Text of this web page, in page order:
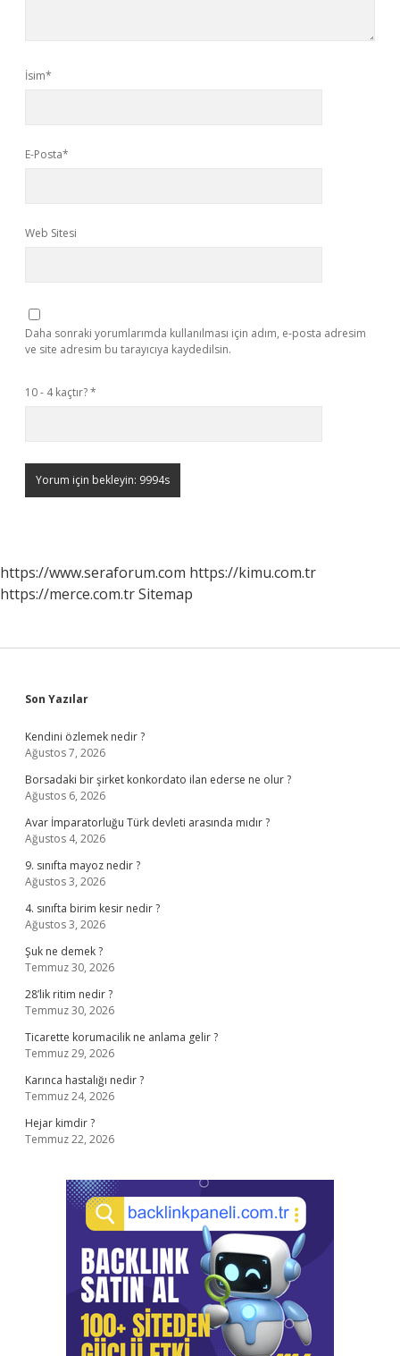
İsim*
E-Posta*
Web Sitesi
Daha sonraki yorumlarımda kullanılması için adım, e-posta adresim
ve site adresim bu tarayıcıya kaydedilsin.
10 - 4 kaçtır?*
https://www.seraforum.com https://kimu.com.tr
https://merce.com.trSitemap
Sidebar
Son Yazılar
Kendini özlemek nedir ?
Ağustos 7, 2026
Borsadaki bir şirket konkordato ilan ederse ne olur ?
Ağustos 6, 2026
Avar İmparatorluğu Türk devleti arasında mıdır ?
Ağustos 4, 2026
9. sınıfta mayoz nedir ?
Ağustos 3, 2026
4. sınıfta birim kesir nedir ?
Ağustos 3, 2026
Şuk ne demek ?
Temmuz 30, 2026
28’lik ritim nedir ?
Temmuz 30, 2026
Ticarette korumacilik ne anlama gelir ?
Temmuz 29, 2026
Karınca hastalığı nedir ?
Temmuz 24, 2026
Hejar kimdir ?
Temmuz 22, 2026